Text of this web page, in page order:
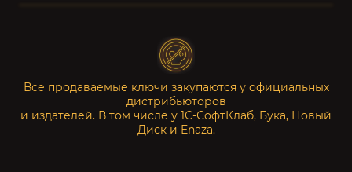
Все продаваемые ключи закупаются у официальных
дистрибьюторов
и издателей. В том числе у 1С-СофтКлаб, Бука, Новый
Диск и Enaza.